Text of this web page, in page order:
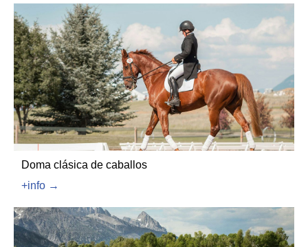
Doma clásica de caballos
+info →